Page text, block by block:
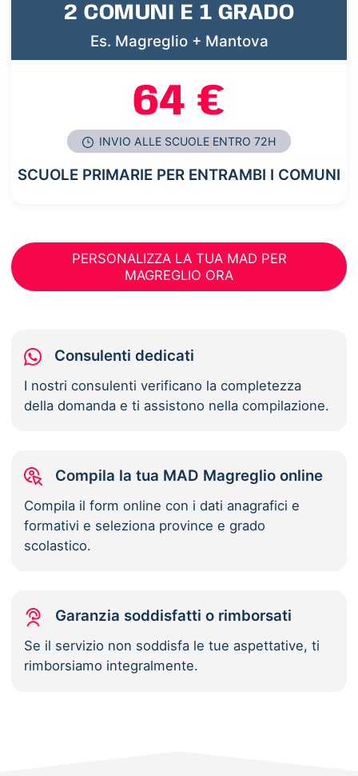
2 COMUNI E 1 GRADO
Es. Magreglio + Mantova
64 €
INVIO ALLE SCUOLE ENTRO 72H
SCUOLE PRIMARIE PER ENTRAMBI I COMUNI
PERSONALIZZA LA TUA MAD PER
MAGREGLIO ORA
Consulenti dedicati
I nostri consulenti verificano la completezza
della domanda e ti assistono nella compilazione.
Compila la tua MAD Magreglio online
Compila il form online con i dati anagrafici e
formativi e seleziona province e grado
scolastico.
Garanzia soddisfatti o rimborsati
Se il servizio non soddisfa le tue aspettative, ti
rimborsiamo integralmente.